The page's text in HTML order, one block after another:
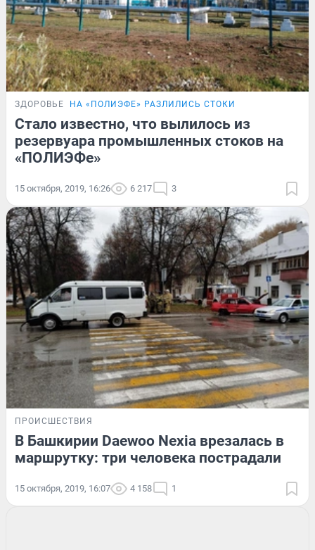
ЗДОРОВЬЕ НА «ПОЛИЭФЕ» РАЗЛИЛИСЬ СТОКИ
Стало известно, что вылилось из
резервуара промышленных стоков на
«ПОЛИЭФе»
15 октября, 2019, 16:26 6 217 3
ПРОИСШЕСТВИЯ
В Башкирии Daewoo Nexia врезалась в
маршрутку: три человека пострадали
15 октября, 2019, 16:07 4 158 1